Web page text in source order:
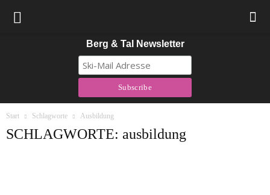
Berg & Tal Newsletter
Start Schlagworte Ausbildung
SCHLAGWORTE: ausbildung